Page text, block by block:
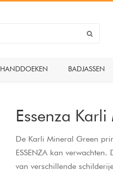
HANDDOEKEN BADJASSEN
Essenza
De Karli Mineral Green
ESSENZA kan
van verschillende